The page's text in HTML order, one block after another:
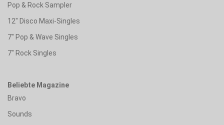
Pop & Rock Sampler
12" Disco Maxi-Singles
7" Pop & Wave Singles
7" Rock Singles
Beliebte Magazine
Bravo
Sounds